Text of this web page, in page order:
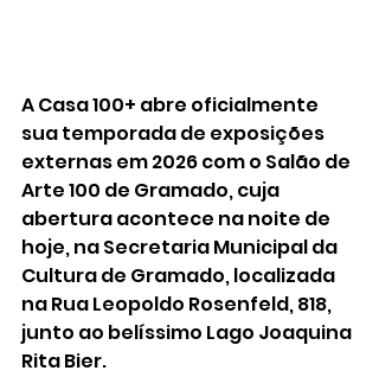
A Casa 100+ abre oficialmente
sua temporada de exposições
externas em 2026 com o Salão de
Arte 100 de Gramado, cuja
abertura acontece na noite de
hoje, na Secretaria Municipal da
Cultura de Gramado, localizada
na Rua Leopoldo Rosenfeld, 818,
junto ao belíssimo Lago Joaquina
Rita Bier.